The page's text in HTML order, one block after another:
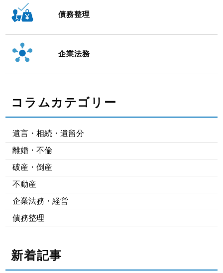
債務整理
企業法務
コラムカテゴリー
遺言・相続・遺留分
離婚・不倫
破産・倒産
不動産
企業法務・経営
債務整理
新着記事